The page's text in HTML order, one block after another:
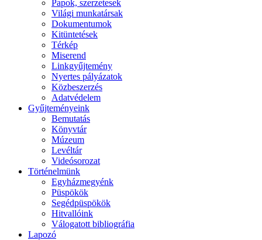
Papok, szerzetesek
Világi munkatársak
Dokumentumok
Kitüntetések
Térkép
Miserend
Linkgyűjtemény
Nyertes pályázatok
Közbeszerzés
Adatvédelem
Gyűjteményeink
Bemutatás
Könyvtár
Múzeum
Levéltár
Videósorozat
Történelmünk
Egyházmegyénk
Püspökök
Segédpüspökök
Hitvallóink
Válogatott bibliográfia
Lapozó